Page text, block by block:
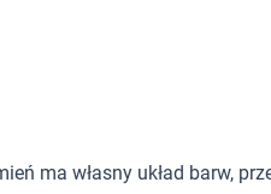
ma własny układ barw,